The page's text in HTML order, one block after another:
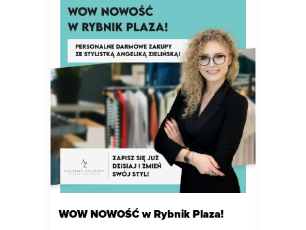
WOW NOWOŚĆ w Rybnik Plaza!